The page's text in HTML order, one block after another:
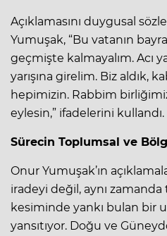
Açıklamasını duygusal
Yumuşak, “Bu vatanın
geçmişte kalmayalım. Acı
yarışına girelim. Biz aldık,
hepimizin. Rabbim
eylesin,” ifadelerini kullandı.
Sürecin Toplumsal ve
Onur Yumuşak’ın
iradeyi değil, aynı
kesiminde yankı bulan bir
yansıtıyor. Doğu ve